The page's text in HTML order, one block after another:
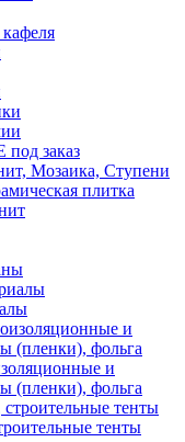
заказ
Мозаика, Ступени
плитка
и
(пленки), фольга
тенты